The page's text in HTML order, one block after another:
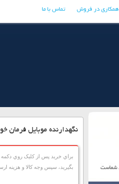
همکاری در فروش تماس با ما
نگهدارنده موبایل فرمان
براي خريد پس از کليک روي دکمه
بگيريد، سپس وجه کالا و هزينه